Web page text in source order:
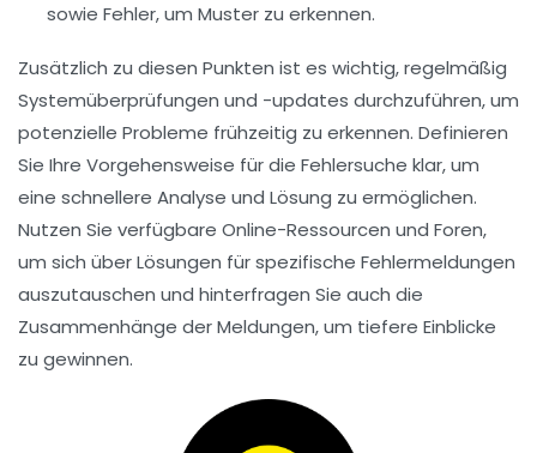
sowie Fehler, um Muster zu erkennen.
Zusätzlich zu diesen Punkten ist es wichtig, regelmäßig
Systemüberprüfungen und -updates durchzuführen, um
potenzielle Probleme frühzeitig zu erkennen. Definieren
Sie Ihre Vorgehensweise für die Fehlersuche klar, um
eine schnellere Analyse und Lösung zu ermöglichen.
Nutzen Sie verfügbare Online-Ressourcen und Foren,
um sich über Lösungen für spezifische Fehlermeldungen
auszutauschen und hinterfragen Sie auch die
Zusammenhänge der Meldungen, um tiefere Einblicke
zu gewinnen.